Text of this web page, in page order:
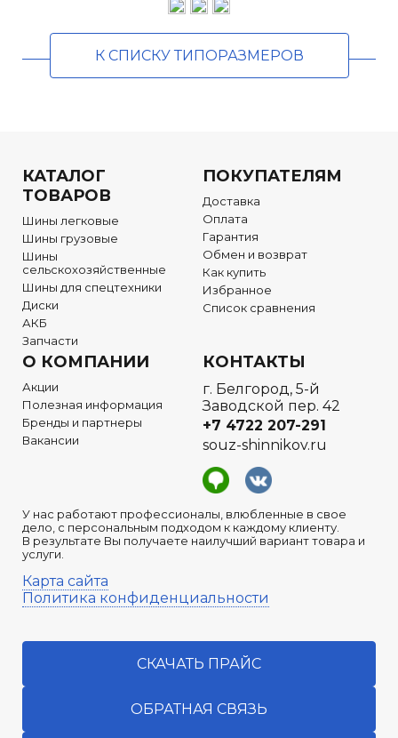
К СПИСКУ ТИПОРАЗМЕРОВ
КАТАЛОГ
ТОВАРОВ
Шины легковые
Шины грузовые
Шины
сельскохозяйственные
Шины для спецтехники
Диски
АКБ
Запчасти
ПОКУПАТЕЛЯМ
Доставка
Оплата
Гарантия
Обмен и возврат
Как купить
Избранное
Список сравнения
О КОМПАНИИ
Акции
Полезная информация
Бренды и партнеры
Вакансии
У нас работают профессионалы, влюбленные в свое
дело, с персональным подходом к каждому клиенту.
В результате Вы получаете наилучший вариант товара и
услуги.
Карта сайта
Политика конфиденциальности
КОНТАКТЫ
г. Белгород, 5-й
Заводской пер. 42
+7 4722 207-291
souz-shinnikov.ru
СКАЧАТЬ ПРАЙС
ОБРАТНАЯ СВЯЗЬ